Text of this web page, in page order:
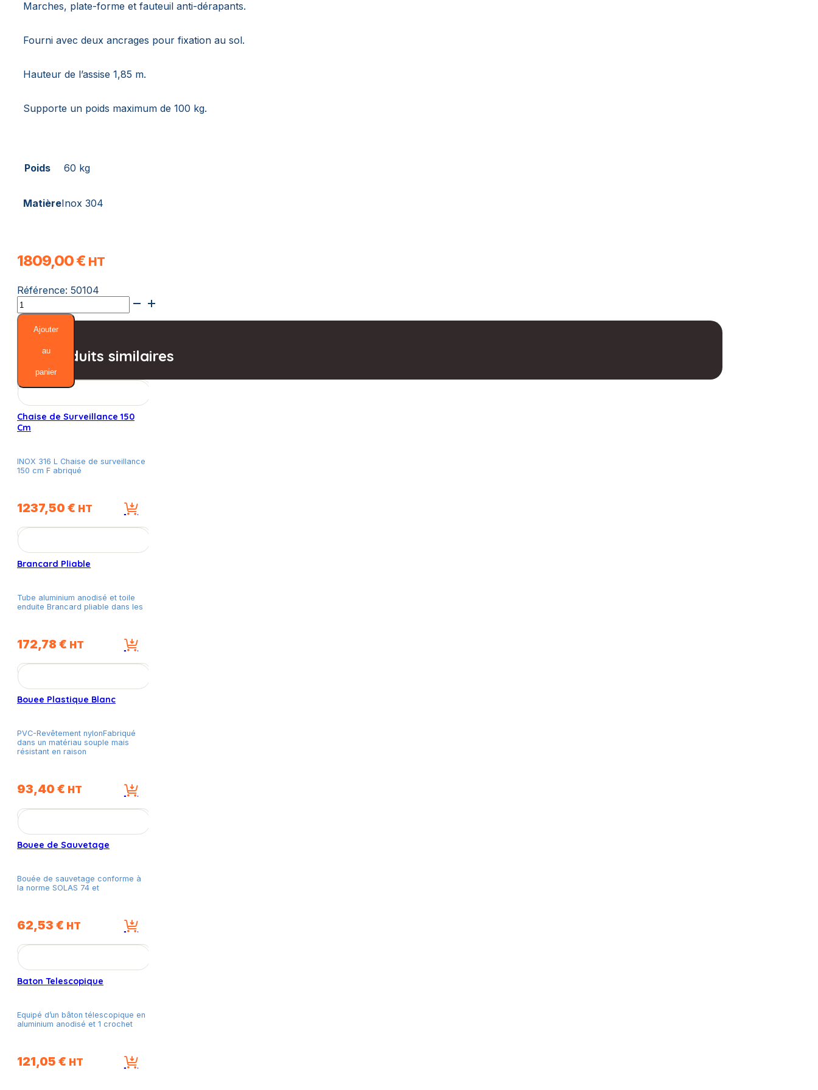
Marches, plate-forme et fauteuil anti-dérapants.
Fourni avec deux ancrages pour fixation au sol.
Hauteur de l’assise 1,85 m.
Supporte un poids maximum de 100 kg.
Poids 60 kg
MatièreInox 304
1809,00€ HT
Référence: 50104
quantité
de
Fauteuil
surveillance
Ajouter
au
panier
Produits similaires
Chaise de Surveillance 150
Cm
INOX 316 L Chaise de surveillance
150 cm F abriqué
1237,50 € HT
Brancard Pliable
Tube aluminium anodisé et toile
enduite Brancard pliable dans les
172,78 € HT
Bouee Plastique Blanc
PVC-Revêtement nylonFabriqué
dans un matériau souple mais
résistant en raison
93,40 € HT
Bouee de Sauvetage
Bouée de sauvetage conforme à
la norme SOLAS 74 et
62,53 € HT
Baton Telescopique
Equipé d’un bâton télescopique en
aluminium anodisé et 1 crochet
121,05 € HT